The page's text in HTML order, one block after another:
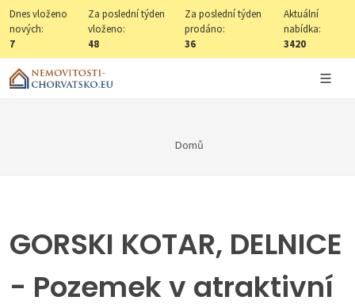
Dnes vloženo
nových:
7
Za poslední týden
vloženo:
48
Za poslední týden
prodáno:
36
Aktuální
nabídka:
3420
Domů
GORSKI KOTAR, DELNICE
- Pozemek v atraktivní